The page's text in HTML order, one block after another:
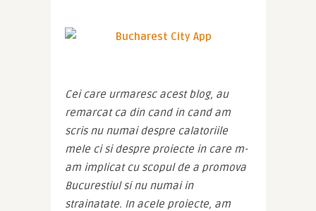
Cei care urmaresc acest blog, au
remarcat ca din cand in cand am
scris nu numai despre calatoriile
mele ci si despre proiecte in care m-
am implicat cu scopul de a promova
Bucurestiul si nu numai in
strainatate. In acele proiecte, am